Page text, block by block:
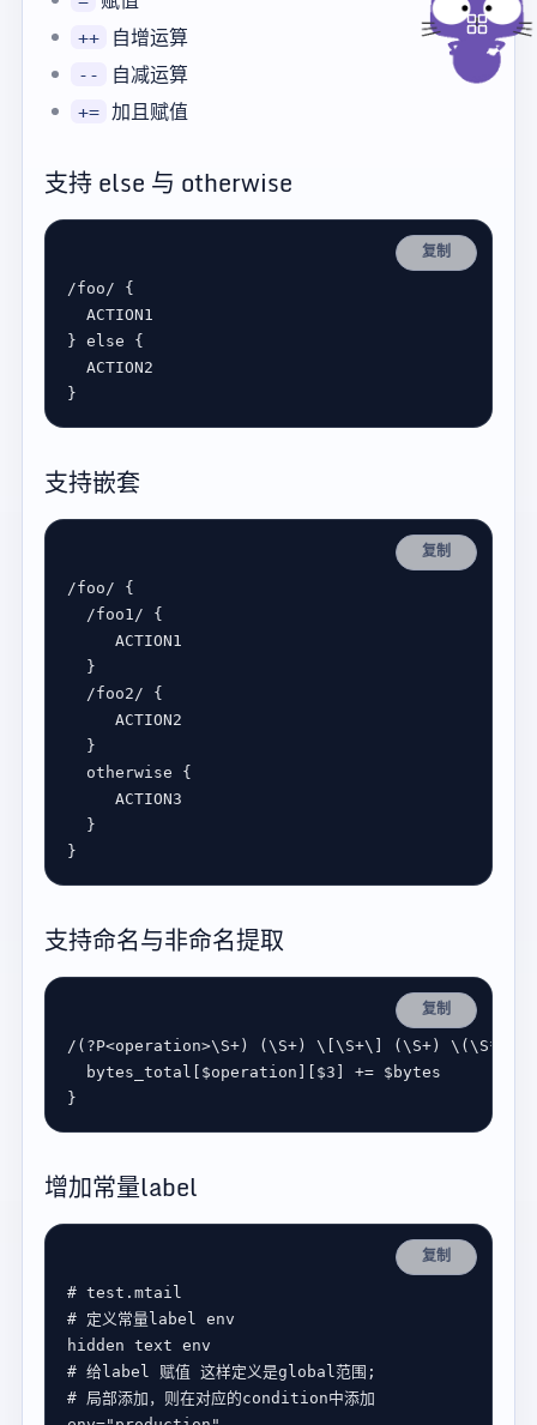
++ 自增运算
-- 自减运算
+= 加且赋值
支持 else 与 otherwise
复制
/foo /
ACTION1
} else
ACTION2
支持嵌套
复制
/foo /
/foo1 /
ACTION1
/foo2 /
ACTION2
otherwise
ACTION3
支持命名与非命名提取
复制
/ ( ?P<operation>\ S+) (\ S+) \ [\ S+\ ] (\ S+) \ (\ S*
bytes_total [ $operation ][ $3 ] += $ bytes
增加常量label
复制
# test.mtail
# 定义常量label env
# 给label 赋值 这样定义是global范围;
# 局部添加，则在对应的condition中添加